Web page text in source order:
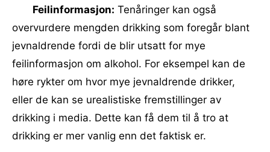
Feilinformasjon: Tenåringer kan også
overvurdere mengden drikking som foregår blant
jevnaldrende fordi de blir utsatt for mye
feilinformasjon om alkohol. For eksempel kan de
høre rykter om hvor mye jevnaldrende drikker,
eller de kan se urealistiske fremstillinger av
drikking i media. Dette kan få dem til å tro at
drikking er mer vanlig enn det faktisk er.